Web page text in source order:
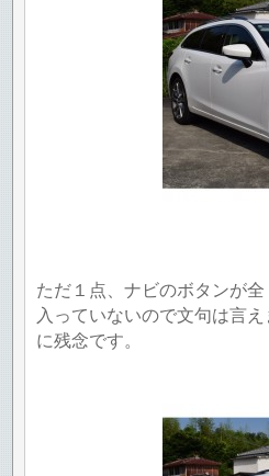
ただ１点、ナビのボタンが
入っていないので文句は言
に残念です。